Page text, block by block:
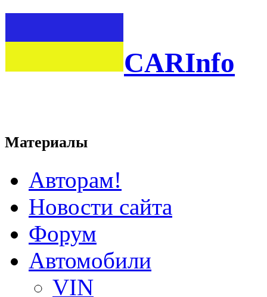
CARInfo
Материалы
Авторам!
Новости сайта
Форум
Автомобили
VIN